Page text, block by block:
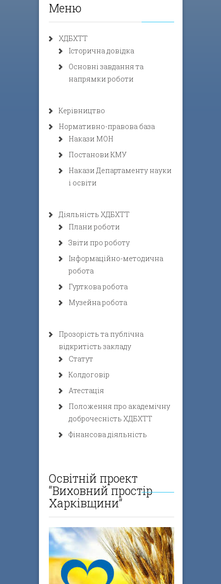
Меню
ХДБХТТ
Історична довідка
Основні завдання та
напрямки роботи
Керівництво
Нормативно-правова база
Накази МОН
Постанови КМУ
Накази Департаменту науки
і освіти
Діяльність ХДБХТТ
Плани роботи
Звіти про роботу
Інформаційно-методична
робота
Гурткова робота
Музейна робота
Прозорість та публічна
відкритість закладу
Статут
Колдоговір
Атестація
Положення про академічну
доброчесність ХДБХТТ
Фінансова діяльність
Освітній проект
“Виховний простір
Харківщини”